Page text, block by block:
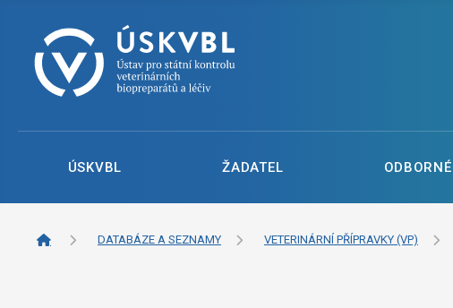
ÚSKVBL ŽADATEL
DATABÁZE A SEZNAMY VETERINÁRNÍ PŘÍPRAVKY (VP)